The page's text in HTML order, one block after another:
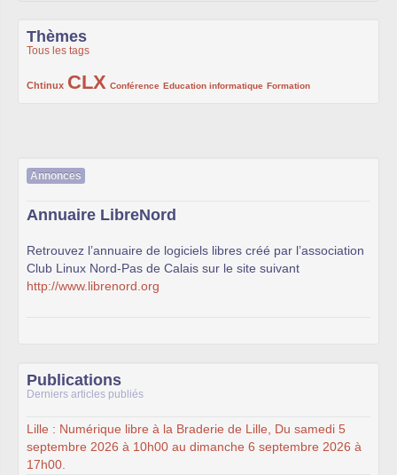
Thèmes
Tous les tags
Chtinux
222/1002CLX
1002/1002 Conférence
132/1002 Education informatique
119/1002 Formation
168/1002
Annonces
Annuaire LibreNord
Retrouvez l’annuaire de logiciels libres créé par l’association
Club Linux Nord-Pas de Calais sur le site suivant
http://www.librenord.org
Publications
Derniers articles publiés
Lille : Numérique libre à la Braderie de Lille, Du samedi 5
septembre 2026 à 10h00 au dimanche 6 septembre 2026 à
17h00.